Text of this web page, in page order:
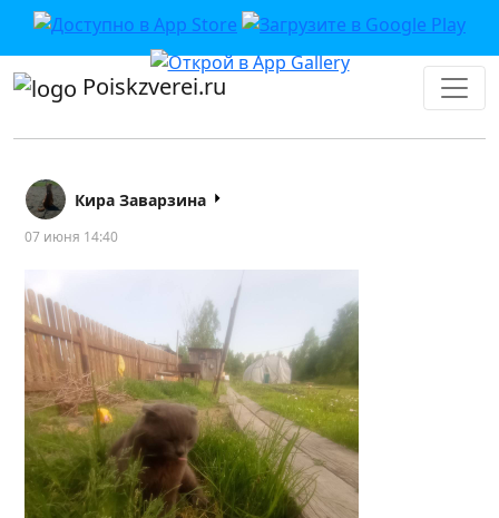
Poiskzverei.ru
Кира Заварзина
07 июня 14:40